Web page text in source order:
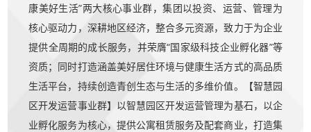
康美好生活”两大核心事业群，集团以投资、运营、管理为
核心驱动力，深耕地区经济，整合多元资源，致力于为企业
提供全周期的成长服务，并荣膺“国家级科技企业孵化器”等
资质；同时打造涵盖美好居住环境与健康生活方式的高品质
生活平台，持续创造青创生态与生活的多维价值。【智慧园
区开发运营事业群】以智慧园区开发运营管理为基石，以企
业孵化服务为核心，提供公寓租赁服务及配套商业，打造集